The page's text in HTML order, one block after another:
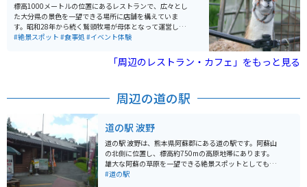
標高1000メートルの位置にあるレストランで、広々とし
た大分県の景色を一望できる場所に店舗を構えていま
す。昭和28年から続く鷲頭牧場が母体となって運営して
おり、店舗では鷲頭牧場で大切に育てられた豊後牛を使
ーとしては、焼肉丼、コロッケ、肉うどんなどがありま
すが、特にオススメはステーキです。このステーキは、
レストランなので、自家産の豊後牛を比較的低価格で楽
清々しい空気の中で育った子牛の生命力を分けてもらお
うとの願いから名づけられました。 レストランは、ただ
食事を楽しむ場所でなく、体験を思い出に残すことがで
きる特別な空間とされています。開放的なテラスでの食
事を楽しむことができ、動物たちと触れあることもでき
るため、訪れた人々には非常にリラックスした時間を過
ごしてもらえるよう心がけられています。レストランか
#絶景スポット #食事処 #イベント体験
「周辺のレストラン・カフェ」をもっと見る
周辺の道の駅
道の駅 波野
道の駅 波野は、熊本県阿蘇郡にある道の駅です。阿蘇山
の北側に位置し、標高約750mの高原地帯にあります。
雄大な阿蘇の草原を一望できる絶景スポットとしても知
られており、特にツーリングライダーに人気です。道の
#道の駅